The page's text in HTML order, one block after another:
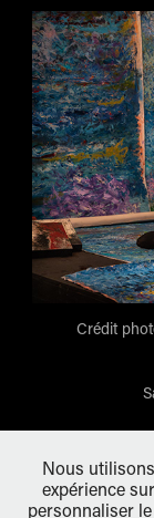
Crédit
Nous
expérience
personnaliser